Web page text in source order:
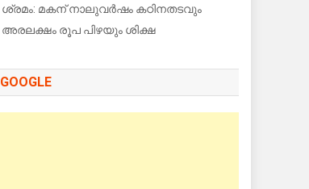
ശ്രമം: മകന് നാലുവർഷം കഠിനതടവും
അരലക്ഷം രൂപ പിഴയും ശിക്ഷ
GOOGLE